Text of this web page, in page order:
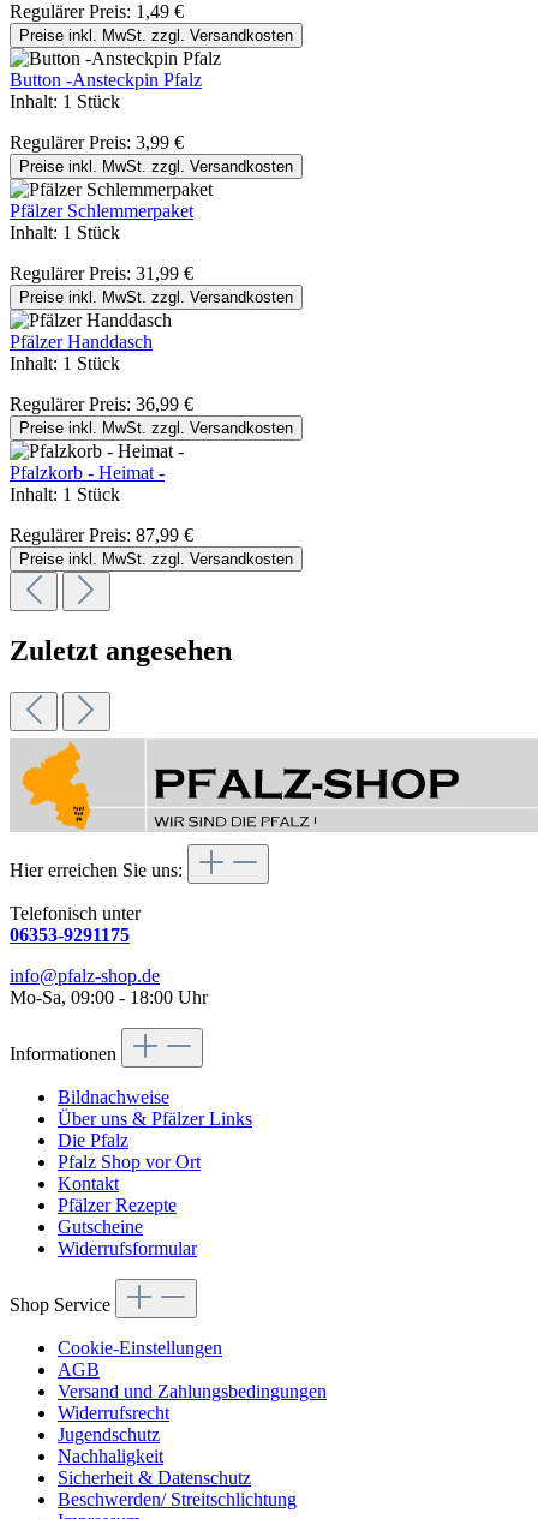
Regulärer Preis: 1,49 €
Preise inkl. MwSt. zzgl. Versandkosten
Button -Ansteckpin Pfalz
Inhalt: 1 Stück
Regulärer Preis: 3,99 €
Preise inkl. MwSt. zzgl. Versandkosten
Pfälzer Schlemmerpaket
Inhalt: 1 Stück
Regulärer Preis: 31,99 €
Preise inkl. MwSt. zzgl. Versandkosten
Pfälzer Handdasch
Inhalt: 1 Stück
Regulärer Preis: 36,99 €
Preise inkl. MwSt. zzgl. Versandkosten
Pfalzkorb - Heimat -
Inhalt: 1 Stück
Regulärer Preis: 87,99 €
Preise inkl. MwSt. zzgl. Versandkosten
Zuletzt angesehen
Hier erreichen Sie uns:
Telefonisch unter
06353-9291175
info@pfalz-shop.de
Mo-Sa, 09:00 - 18:00 Uhr
Informationen
Bildnachweise
Über uns & Pfälzer Links
Die Pfalz
Pfalz Shop vor Ort
Kontakt
Pfälzer Rezepte
Gutscheine
Widerrufsformular
Shop Service
Cookie-Einstellungen
AGB
Versand und Zahlungsbedingungen
Widerrufsrecht
Jugendschutz
Nachhaligkeit
Sicherheit & Datenschutz
Beschwerden/ Streitschlichtung